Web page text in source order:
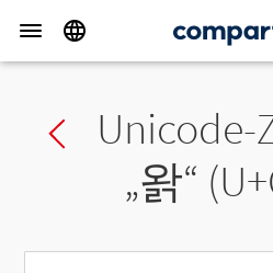
Previous char
Unicode-
„왉“